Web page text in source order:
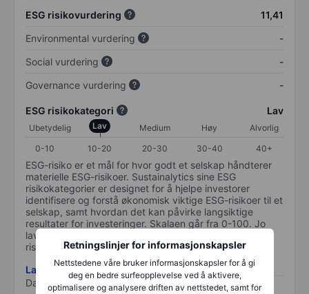
Retningslinjer for informasjonskapsler
Nettstedene våre bruker informasjonskapsler for å gi
deg en bedre surfeopplevelse ved å aktivere,
optimalisere og analysere driften av nettstedet, samt for
ESG risikovurdering
11,41
Environmental vurdering
-
Social vurdering
-
Governance vurdering
-
ESG risikokategori Lav
Ubetydelig Lav Medium Høy
Alvorlig
0-10
10-20 20-30 30-40 40+
ESG-risiko er et mål for hvor godt et selskap håndterer
materielle ESG-risikoer. Sustainalytics sine ESG
risikokategorier er designet for å hjelpe investorer
identifisere og forstå økonomisk viktige ESG-risikoer til et
selskap, samt hvordan det kan påvirke langsiktige
resultater for investeringer. Skalaen går fra 0-100. Jo
lavere plassering på skalen, jo bedre. 0 tilsvarer ingen
risiko og 100 tilsvarer maksimal risiko.
Last ned metodikk for ESG-risiko
Data levert av